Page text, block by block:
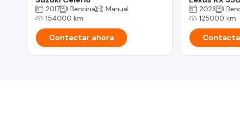
2017 Bencina
Manual
154000 km
Contactar ahora
2023
125000 km